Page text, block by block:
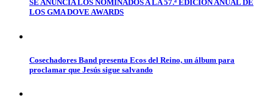
SE ANUNCIA LOS NOMINADOS A LA 57.ª EDICIÓN ANUAL DE
LOS GMA DOVE AWARDS
Cosechadores Band presenta Ecos del Reino, un álbum para
proclamar que Jesús sigue salvando